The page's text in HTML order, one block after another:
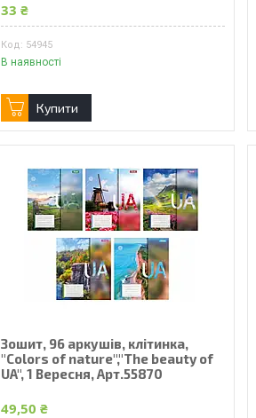
33 ₴
54945
В наявності
Купити
Зошит, 96 аркушів, клітинка,
"Colors of nature","The beauty of
UA", 1 Вересня, Арт.55870
49,50 ₴